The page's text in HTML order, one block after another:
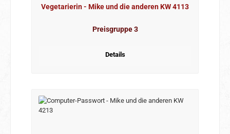
Vegetarierin - Mike und die anderen KW 4113
Preisgruppe 3
Details